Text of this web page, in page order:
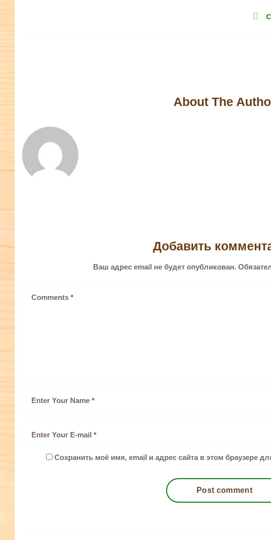
About The
Добавить
Ваш адрес email не будет опубликован.
Сохранить моё имя, email и адрес сайта в этом браузере